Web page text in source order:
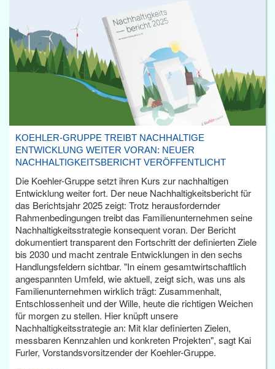
KOEHLER-GRUPPE TREIBT NACHHALTIGE
ENTWICKLUNG WEITER VORAN: NEUER
NACHHALTIGKEITSBERICHT VERÖFFENTLICHT
Die Koehler-Gruppe setzt ihren Kurs zur nachhaltigen
Entwicklung weiter fort. Der neue Nachhaltigkeitsbericht für
das Berichtsjahr 2025 zeigt: Trotz herausfordernder
Rahmenbedingungen treibt das Familienunternehmen seine
Nachhaltigkeitsstrategie konsequent voran. Der Bericht
dokumentiert transparent den Fortschritt der definierten Ziele
bis 2030 und macht zentrale Entwicklungen in den sechs
Handlungsfeldern sichtbar. "In einem gesamtwirtschaftlich
angespannten Umfeld, wie aktuell, zeigt sich, was uns als
Familienunternehmen wirklich trägt: Zusammenhalt,
Entschlossenheit und der Wille, heute die richtigen Weichen
für morgen zu stellen. Hier knüpft unsere
Nachhaltigkeitsstrategie an: Mit klar definierten Zielen,
messbaren Kennzahlen und konkreten Projekten", sagt Kai
Furler, Vorstandsvorsitzender der Koehler-Gruppe.